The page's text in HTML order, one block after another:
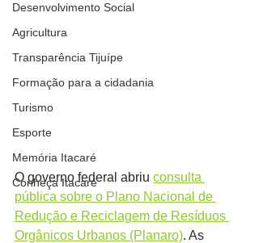
Desenvolvimento Social
Agricultura
Transparência Tijuípe
Formação para a cidadania
Turismo
Esporte
Memória Itacaré
Conheça Itacaré
O governo federal abriu consulta
pública sobre o Plano Nacional de
Redução e Reciclagem de Resíduos
Orgânicos Urbanos (Planaro). As